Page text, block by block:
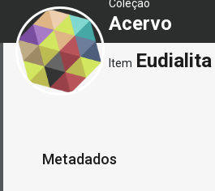
Coleção
Acervo
Item Eudialita
Metadados